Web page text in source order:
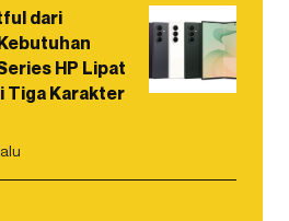
dari
HP Lipat
Tiga Karakter